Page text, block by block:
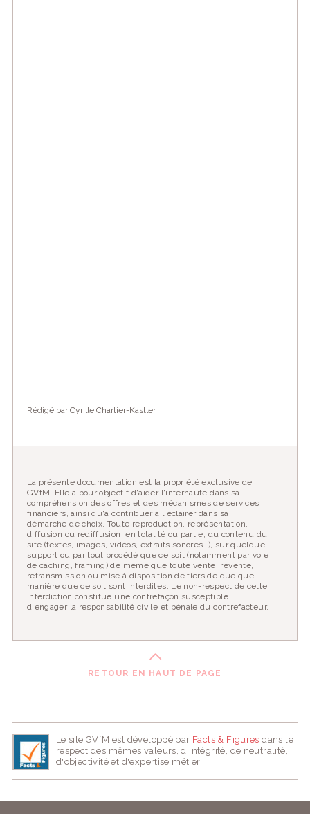
Rédigé par Cyrille Chartier-Kastler
La présente documentation est la propriété exclusive de
GVfM. Elle a pour objectif d'aider l'internaute dans sa
compréhension des offres et des mécanismes de services
financiers, ainsi qu'à contribuer à l'éclairer dans sa
démarche de choix. Toute reproduction, représentation,
diffusion ou rediffusion, en totalité ou partie, du contenu du
site (textes, images, vidéos, extraits sonores…), sur quelque
support ou par tout procédé que ce soit (notamment par voie
de caching, framing) de même que toute vente, revente,
retransmission ou mise à disposition de tiers de quelque
manière que ce soit sont interdites. Le non-respect de cette
interdiction constitue une contrefaçon susceptible
d'engager la responsabilité civile et pénale du contrefacteur.
RETOUR EN HAUT DE PAGE
Le site GVfM est développé par Facts & Figures dans le
respect des mêmes valeurs, d'intégrité, de neutralité,
d'objectivité et d'expertise métier